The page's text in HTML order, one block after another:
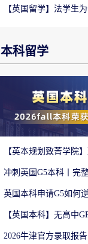
【英国留学】法学生
本科留学
【英本规划致菁学院
冲刺英国G5本科丨完
英国本科申请G5如何
【英国本科】无高中
2026牛津官方录取报